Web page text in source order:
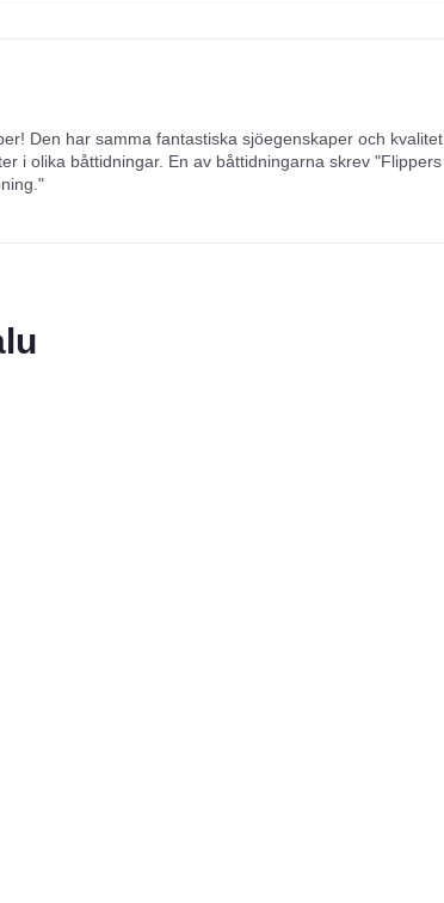
Den har samma fantastiska sjöegenskaper och kvalitet
i olika båttidningar. En av båttidningarna skrev "Flippers